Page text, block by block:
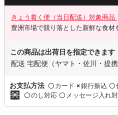
きょう着く便（当日配送）対象商品
豊洲市場で競り落とした新鮮な食
この商品は出荷日を指定できます
配送 宅配便（ヤマト・佐川・提携
お支払方法 〇 カード ×銀行振込 〇
〇のし対応 〇 メッセージ入れ